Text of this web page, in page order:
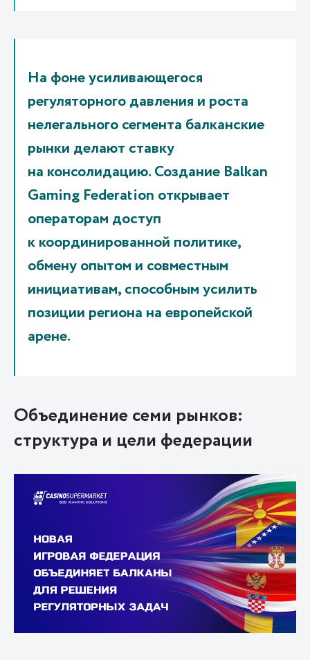
На фоне усиливающегося
регуляторного давления и роста
нелегального сегмента балканские
рынки делают ставку
на консолидацию. Создание Balkan
Gaming Federation открывает
операторам доступ
к координированной политике,
обмену опытом и совместным
инициативам, способным усилить
позиции региона на европейской
арене.
Объединение семи рынков:
структура и цели федерации